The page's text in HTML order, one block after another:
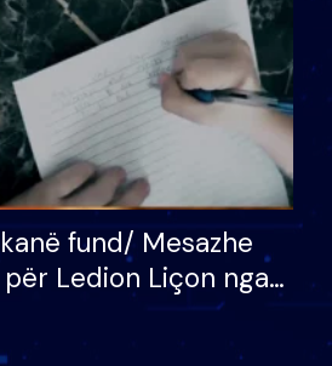
fund/ Mesazhe
Ledion Liçon nga
e tij, moderatori
lotët: Nuk meritoj…